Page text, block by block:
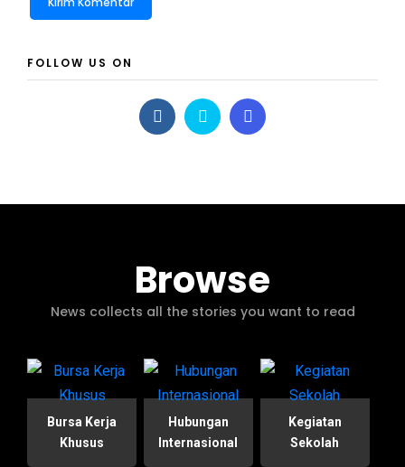
FOLLOW US ON
Browse
News collects all the stories you want to read
Bursa Kerja
Khusus
Hubungan
Internasional
Kegiatan
Sekolah